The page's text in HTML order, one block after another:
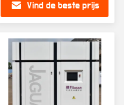
JAGUAR Mini Machines
Industrieel schroeftype
Vind de beste prijs